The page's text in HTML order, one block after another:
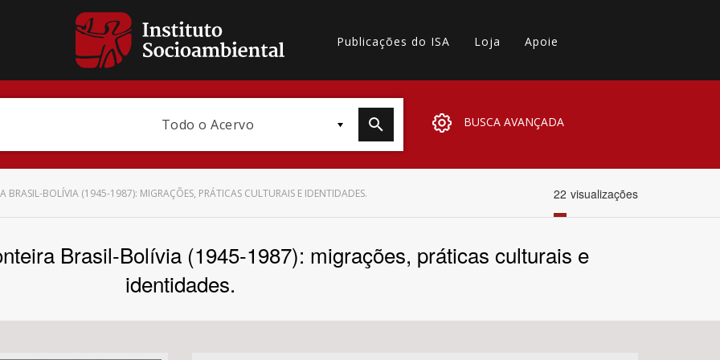
Publicações do ISA Loja Apoie
Todo o Acervo BUSCA AVANÇADA
Bioma / Bacia
BRASIL-BOLÍVIA (1945-1987): MIGRAÇÕES, PRÁTICAS CULTURAIS E IDENTIDADES. 22 visualizações
Brasil-Bolívia (1945-1987): migrações, práticas culturais e
identidades.